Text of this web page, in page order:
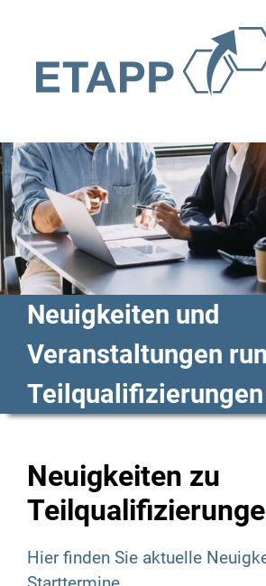
Neuigkeiten und
Veranstaltungen
Teilqualifizierungen
Neuigkeiten zu
Hier finden Sie aktuelle